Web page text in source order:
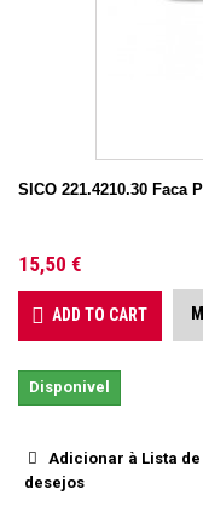
SICO 221.4210.30 Faca
15,50 €
ADD TO CART
Disponivel
Adicionar à Lista de
desejos